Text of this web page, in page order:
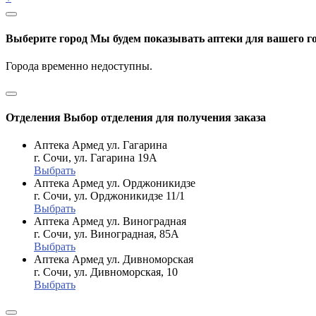
Выберите город Мы будем показывать аптеки для вашего
Города временно недоступны.
Отделения Выбор отделения для получения заказа
Аптека Армед ул. Гагарина
г. Сочи, ул. Гагарина 19А
Выбрать
Аптека Армед ул. Орджоникидзе
г. Сочи, ул. Орджоникидзе 11/1
Выбрать
Аптека Армед ул. Виноградная
г. Сочи, ул. Виноградная, 85А
Выбрать
Аптека Армед ул. Дивноморская
г. Сочи, ул. Дивноморская, 10
Выбрать